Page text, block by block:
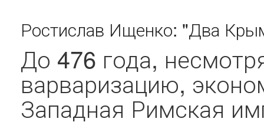
Ростислав Ищенко: "Два
До 476 года,
варваризацию,
Западная Римская